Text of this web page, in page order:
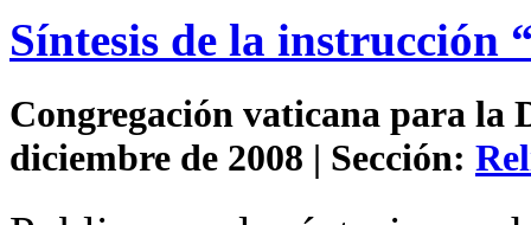
Síntesis de la instrucción
Congregación vaticana para la
diciembre de 2008 | Sección: